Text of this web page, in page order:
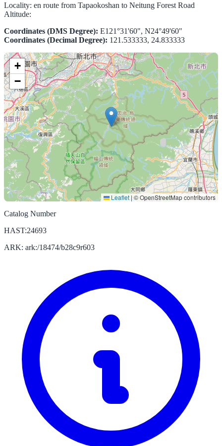
Locality: en route from Tapaokoshan to Neitung Forest Road
Altitude:
Coordinates (DMS Degree): E121°31'60", N24°49'60"
Coordinates (Decimal Degree): 121.533333, 24.833333
+
−
Leaflet |© OpenStreetMap contributors
Catalog Number
HAST:24693
ARK: ark:/18474/b28c9r603